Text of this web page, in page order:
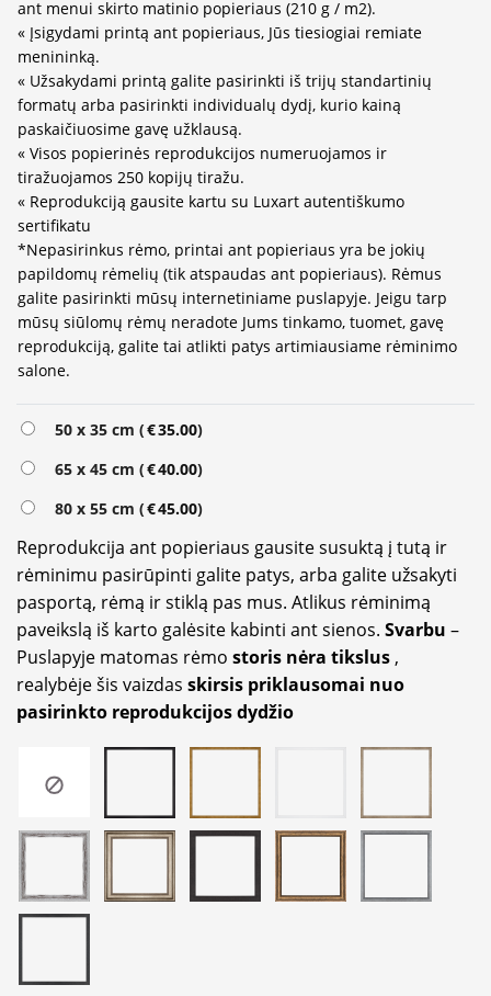
ant menui skirto matinio popieriaus (210 g / m2).
« Įsigydami printą ant popieriaus, Jūs tiesiogiai remiate
menininką.
« Užsakydami printą galite pasirinkti iš trijų standartinių
formatų arba pasirinkti individualų dydį, kurio kainą
paskaičiuosime gavę užklausą.
« Visos popierinės reprodukcijos numeruojamos ir
tiražuojamos 250 kopijų tiražu.
« Reprodukciją gausite kartu su Luxart autentiškumo
sertifikatu
*Nepasirinkus rėmo, printai ant popieriaus yra be jokių
papildomų rėmelių (tik atspaudas ant popieriaus). Rėmus
galite pasirinkti mūsų internetiniame puslapyje. Jeigu tarp
mūsų siūlomų rėmų neradote Jums tinkamo, tuomet, gavę
reprodukciją, galite tai atlikti patys artimiausiame rėminimo
salone.
50 x 35 cm (€35.00)
65 x 45 cm (€40.00)
80 x 55 cm (€45.00)
Reprodukcija ant popieriaus gausite susuktą į tutą ir
rėminimu pasirūpinti galite patys, arba galite užsakyti
pasportą, rėmą ir stiklą pas mus. Atlikus rėminimą
paveikslą iš karto galėsite kabinti ant sienos. Svarbu –
Puslapyje matomas rėmo storis nėra tikslus,
realybėje šis vaizdas skirsis priklausomai nuo
pasirinkto reprodukcijos dydžio
Alternative: